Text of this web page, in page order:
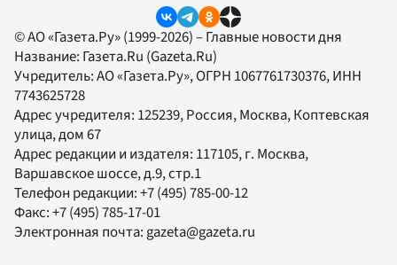
© АО «Газета.Ру» (1999-2026) – Главные новости дня
Название: Газета.Ru (Gazeta.Ru)
Учредитель:АО «Газета.Ру», ОГРН 1067761730376, ИНН
7743625728
Адрес учредителя: 125239, Россия, Москва, Коптевская
улица, дом 67
Адрес редакции и издателя: 117105, г. Москва,
Варшавское шоссе, д.9, стр.1
Телефон редакции:+7 (495) 785-00-12
Факс:+7 (495) 785-17-01
Электронная почта:gazeta@gazeta.ru